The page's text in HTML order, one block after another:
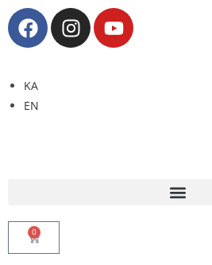
KA
EN
0